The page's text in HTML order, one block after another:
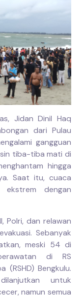
Jidan Dinil Haq
dari Pulau
gangguan
tiba-tiba mati di
hingga
Saat itu, cuaca
dengan
Polri, dan relawan
Sebanyak
meski 54 di
di RS
(RSHD) Bengkulu.
untuk
namun semua